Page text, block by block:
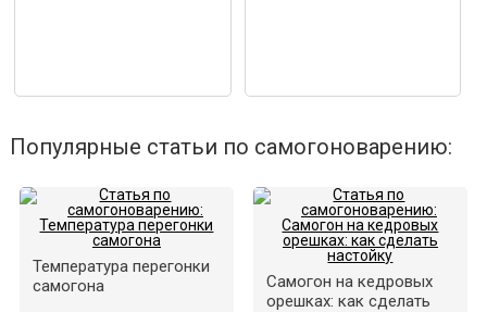
Популярные статьи по самогоноварению:
Температура перегонки
самогона
Самогон на кедровых
орешках: как сделать